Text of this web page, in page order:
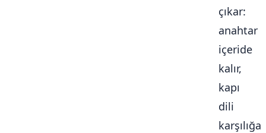
çıkar:
anahtar
içeride
kalır,
kapı
dili
karşılığa